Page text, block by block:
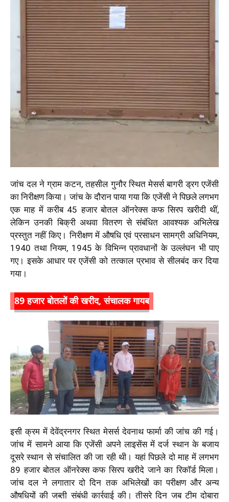
जांच दल ने ग्राम कटन, तहसील गुनौर स्थित मेसर्स बागरी ड्रग एजेंसी
का निरीक्षण किया। जांच के दौरान पाया गया कि एजेंसी ने पिछले लगभग
एक माह में करीब 45 हजार बोतल ऑनरेक्स कफ सिरप खरीदी थीं,
लेकिन उनकी बिक्री अथवा वितरण से संबंधित आवश्यक अभिलेख
प्रस्तुत नहीं किए। निरीक्षण में औषधि एवं प्रसाधन सामग्री अधिनियम,
1940 तथा नियम, 1945 के विभिन्न प्रावधानों के उल्लंघन भी पाए
गए। इसके आधार पर एजेंसी को तत्काल प्रभाव से सीलबंद कर दिया
गया।
89 हजार बोतलों की खरीद, संचालक गायब
इसी क्रम में देवेंद्रनगर स्थित मेसर्स देवनाथ फार्मा की जांच की गई।
जांच में सामने आया कि एजेंसी अपने लाइसेंस में दर्ज स्थान के बजाय
दूसरे स्थान से संचालित की जा रही थी। यहां पिछले दो माह में लगभग
89 हजार बोतल ऑनरेक्स कफ सिरप खरीदे जाने का रिकॉर्ड मिला।
जांच दल ने लगातार दो दिन तक अभिलेखों का परीक्षण और अन्य
औषधियों की जब्ती संबंधी कार्रवाई की। तीसरे दिन जब टीम दोबारा